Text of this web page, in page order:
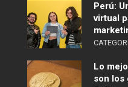
Perú:
virtual
Lo
son los